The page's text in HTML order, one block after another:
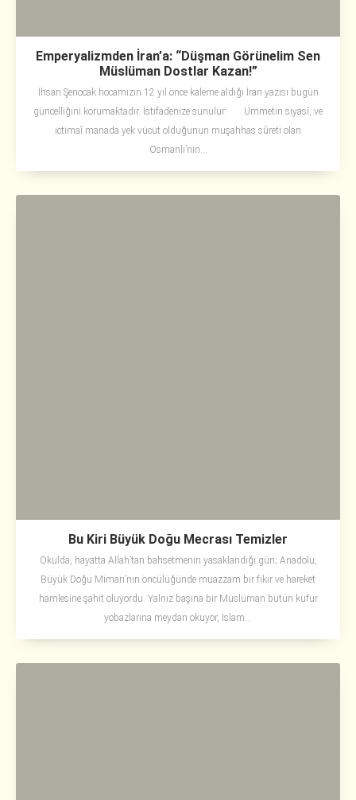
Emperyalizmden İran’a: “Düşman Görünelim Sen
Müslüman Dostlar Kazan!”
İhsan Şenocak hocamızın 12 yıl önce kaleme aldığı İran yazısı bugün
güncelliğini korumaktadır. İstifadenize sunulur: Ümmetin siyasî, ve
ictimaî manada yek vücut olduğunun muşahhas sûreti olan
Osmanlı’nın...
Bu Kiri Büyük Doğu Mecrası Temizler
Okulda, hayatta Allah’tan bahsetmenin yasaklandığı gün; Anadolu,
Büyük Doğu Mimarı’nın öncülüğünde muazzam bir fikir ve hareket
hamlesine şahit oluyordu. Yalnız başına bir Müslüman bütün küfür
yobazlarına meydan okuyor, İslam...